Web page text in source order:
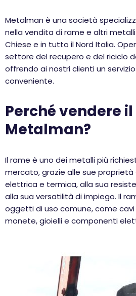
Metalman è una società
nella vendita di rame e altri
Chiese e in tutto il Nord Italia.
settore del recupero e del riciclo
offrendo ai nostri clienti un
conveniente.
Perché vendere
Metalman?
Il rame è uno dei metalli più
mercato, grazie alle sue proprietà
elettrica e termica, alla sua
alla sua versatilità di impiego. Il
oggetti di uso comune, come
monete, gioielli e componenti